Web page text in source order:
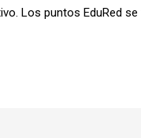
Los puntos EduRed